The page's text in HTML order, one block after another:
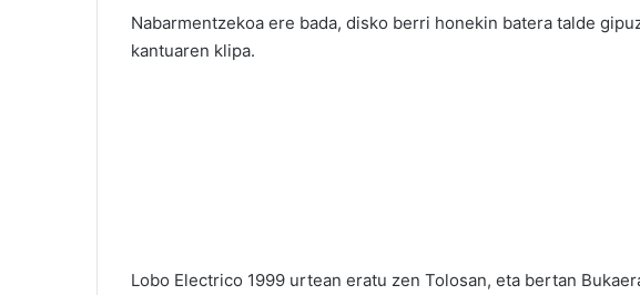
Nabarmentzekoa ere bada, disko berri honekin batera talde
kantuaren klipa.
Lobo Electrico 1999 urtean eratu zen Tolosan, eta bertan